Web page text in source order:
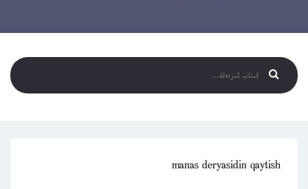
manas deryasidin qaytish